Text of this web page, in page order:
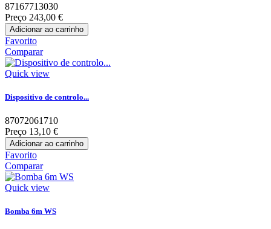
87167713030
Preço 243,00 €
Adicionar ao carrinho
Favorito
Comparar
Quick view
Dispositivo de controlo...
87072061710
Preço 13,10 €
Adicionar ao carrinho
Favorito
Comparar
Quick view
Bomba 6m WS